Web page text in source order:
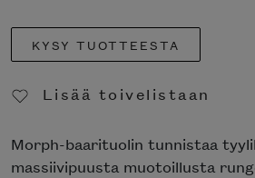
KYSY TUOTTEESTA
Lisää toivelistaan
Morph-baarituolin tunnistaa
massiivipuusta muotoillusta